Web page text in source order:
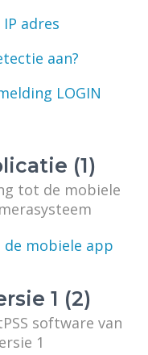
adres
aan?
LOGIN
(1)
tot de mobiele
de mobiele app
1 (2)
software van
1